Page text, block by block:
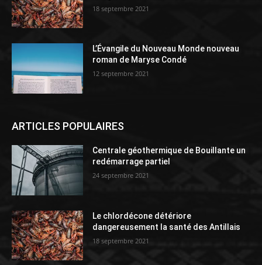
18 septembre 2021
L’Évangile du Nouveau Monde nouveau
roman de Maryse Condé
12 septembre 2021
ARTICLES POPULAIRES
Centrale géothermique de Bouillante un
redémarrage partiel
24 septembre 2021
Le chlordécone détériore
dangereusement la santé des Antillais
18 septembre 2021